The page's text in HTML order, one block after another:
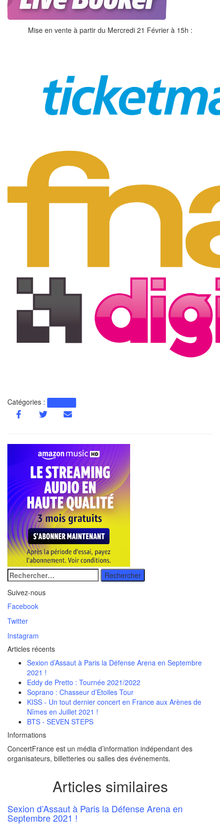
Mise en vente à partir du Mercredi 21 Février à 15h :
Catégories :
Rechercher
:
Suivez-nous
Facebook
Twitter
Instagram
Articles récents
Sexion d’Assaut à Paris la Défense Arena en Septembre
2021 !
Eddy de Pretto : Tournée 2021/2022
Soprano : Chasseur d’Etoiles Tour
KISS - Un tout dernier concert en France aux Arènes de
Nîmes en Juillet 2021 !
BTS - SEVEN STEPS
Informations
ConcertFrance est un média d’information indépendant des
organisateurs, billetteries ou salles des événements.
Articles similaires
Sexion d’Assaut à Paris la Défense Arena en
Septembre 2021 !